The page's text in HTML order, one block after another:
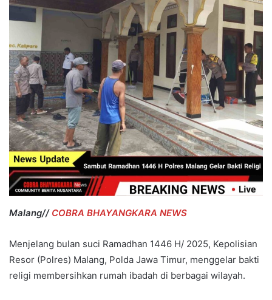
Malang// COBRA BHAYANGKARA NEWS
Menjelang bulan suci Ramadhan 1446 H/ 2025, Kepolisian
Resor (Polres) Malang, Polda Jawa Timur, menggelar bakti
religi membersihkan rumah ibadah di berbagai wilayah.